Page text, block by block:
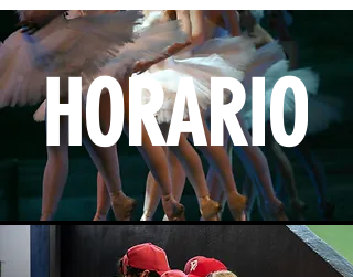
HORARIO